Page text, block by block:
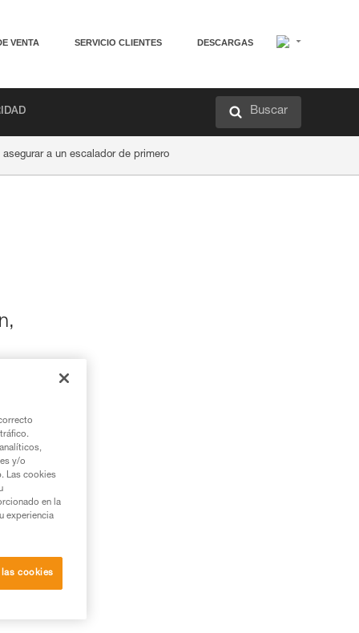
VENTA SERVICIO CLIENTES DESCARGAS
Buscar
a un escalador de primero
y/o
Las cookies
en la
experiencia
cookies